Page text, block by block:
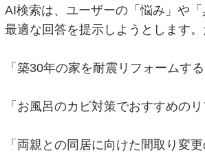
AI検索は、ユーザーの「悩み」や
最適な回答を提示しようとします。
「築30年の家を耐震リフォームする
「お風呂のカビ対策でおすすめのリ
「両親との同居に向けた間取り変